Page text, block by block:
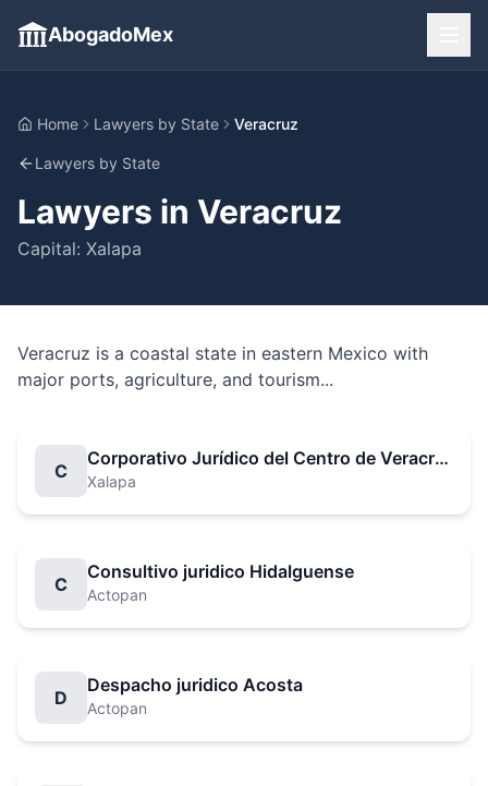
AbogadoMex
Home Lawyers by State Veracruz
Lawyers by State
Lawyers in Veracruz
Capital: Xalapa
Veracruz is a coastal state in eastern Mexico with
major ports, agriculture, and tourism...
C
Corporativo Jurídico del Centro de Veracruz
Xalapa
C
Consultivo juridico Hidalguense
Actopan
D
Despacho juridico Acosta
Actopan